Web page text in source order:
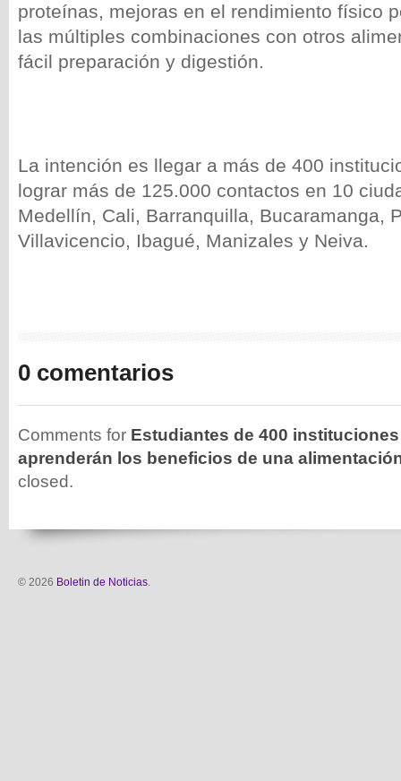
proteínas, mejoras en el rendimiento físico
las múltiples combinaciones con otros
fácil preparación y digestión.
La intención es llegar a más de 400
lograr más de 125.000 contactos en 10
Medellín, Cali, Barranquilla, Bucaramanga,
Villavicencio, Ibagué, Manizales y Neiva.
0 comentarios
Comments for Estudiantes de 400
aprenderán los beneficios de una
closed.
© 2026 Boletin de Noticias.